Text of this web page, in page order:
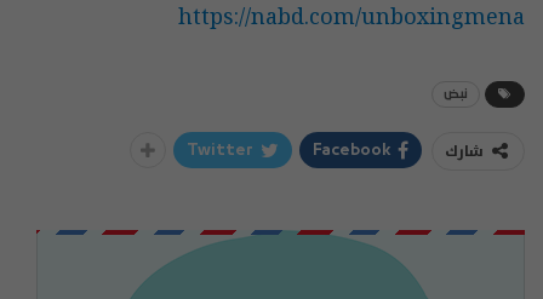
https://nabd.com/unboxingmena
نبض
شارك Facebook
Twitter